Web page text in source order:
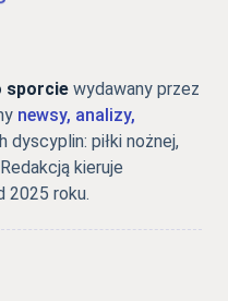
sporcie wydawany przez
newsy, analizy,
dyscyplin: piłki nożnej,
kieruje
2025 roku.